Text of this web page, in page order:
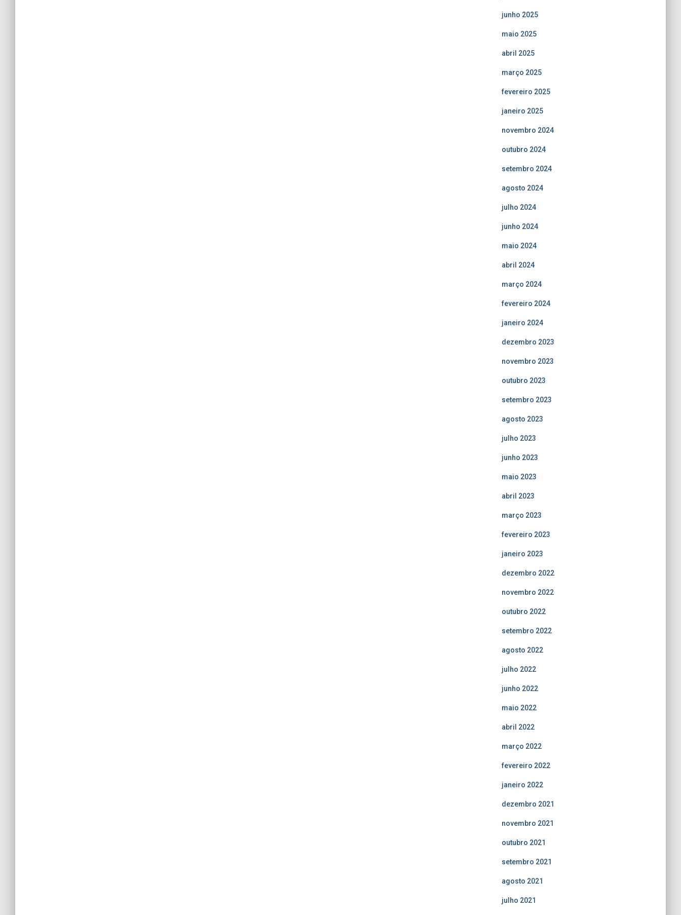
junho 2025
maio 2025
abril 2025
março 2025
fevereiro 2025
janeiro 2025
novembro 2024
outubro 2024
setembro 2024
agosto 2024
julho 2024
junho 2024
maio 2024
abril 2024
março 2024
fevereiro 2024
janeiro 2024
dezembro 2023
novembro 2023
outubro 2023
setembro 2023
agosto 2023
julho 2023
junho 2023
maio 2023
abril 2023
março 2023
fevereiro 2023
janeiro 2023
dezembro 2022
novembro 2022
outubro 2022
setembro 2022
agosto 2022
julho 2022
junho 2022
maio 2022
abril 2022
março 2022
fevereiro 2022
janeiro 2022
dezembro 2021
novembro 2021
outubro 2021
setembro 2021
agosto 2021
julho 2021